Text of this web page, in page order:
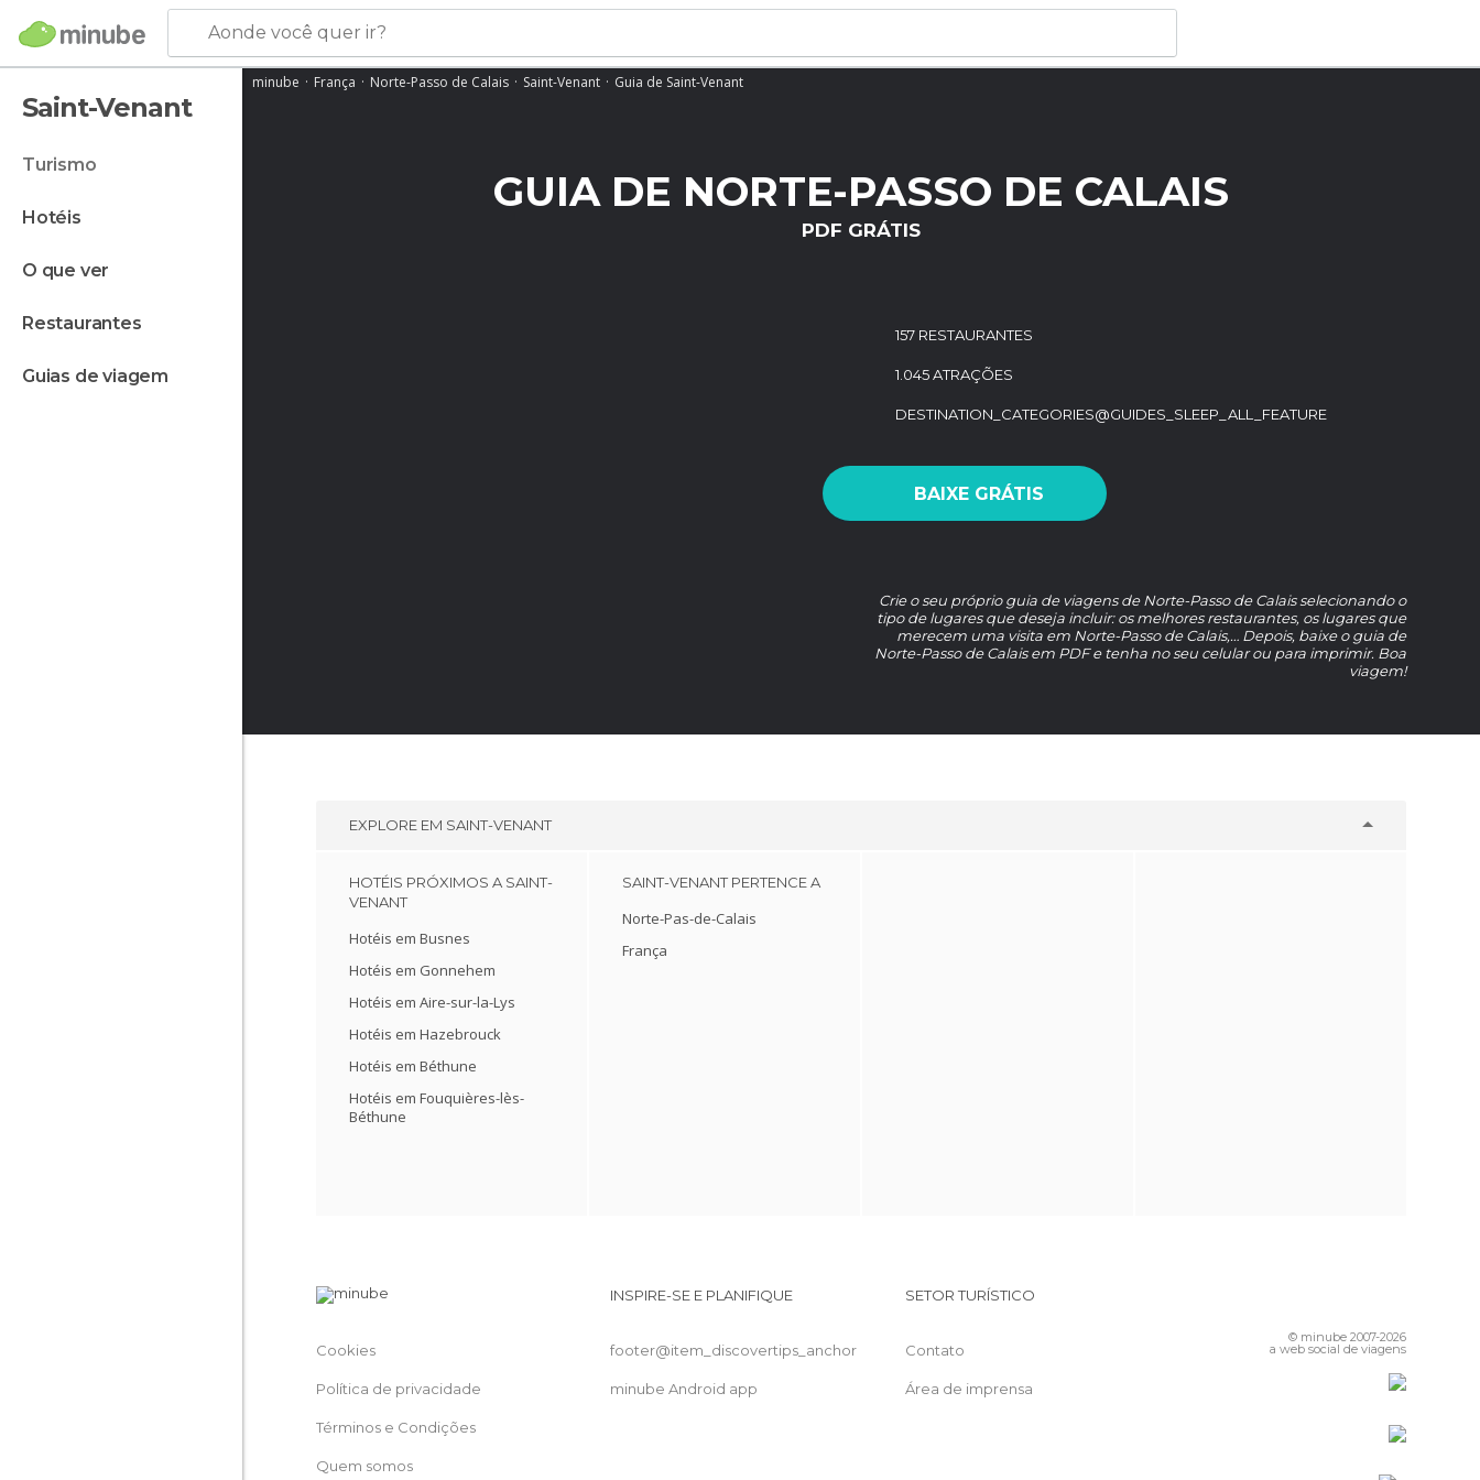
Aonde você quer ir?
Saint-Venant
turismo
hotéis
o que ver
restaurantes
guias de viagem
minube França Norte-Passo de Calais Saint-Venant Guia de Saint-Venant
GUIA DE NORTE-PASSO DE CALAIS
PDF GRÁTIS
157 RESTAURANTES
1.045 ATRAÇÕES
DESTINATION_CATEGORIES@GUIDES_SLEEP_ALL_FEATURE
BAIXE GRÁTIS
Crie o seu próprio guia de viagens de Norte-Passo de Calais selecionando o
tipo de lugares que deseja incluir: os melhores restaurantes, os lugares que
merecem uma visita em Norte-Passo de Calais,… Depois, baixe o guia de
Norte-Passo de Calais em PDF e tenha no seu celular ou para imprimir. Boa
viagem!
EXPLORE EM SAINT-VENANT
HOTÉIS PRÓXIMOS A SAINT-
VENANT
Hotéis em Busnes
Hotéis em Gonnehem
Hotéis em Aire-sur-la-Lys
Hotéis em Hazebrouck
Hotéis em Béthune
Hotéis em Fouquières-lès-
Béthune
SAINT-VENANT PERTENCE A
Norte-Pas-de-Calais
França
Cookies
Política de privacidade
Términos e Condições
Quem somos
INSPIRE-SE E PLANIFIQUE
footer@item_discovertips_anchor
minube Android app
SETOR TURÍSTICO
Contato
Área de imprensa
© minube 2007-2026
a web social de viagens